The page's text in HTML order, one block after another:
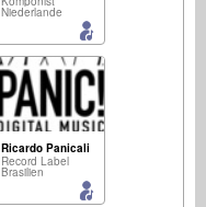
Niederlande
Ricardo Panicali
Record Label
Brasilien